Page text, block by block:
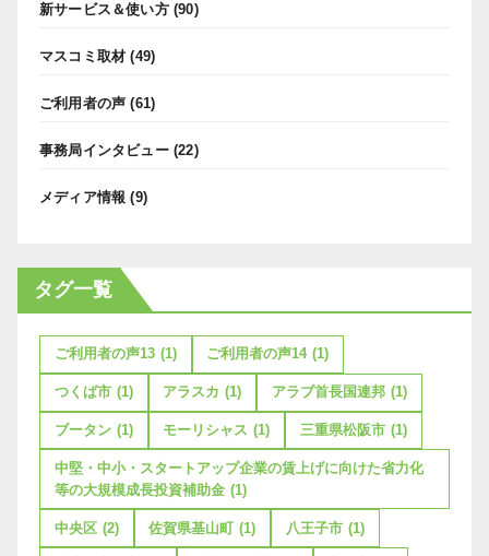
新サービス＆使い方(90)
マスコミ取材 (49)
ご利用者の声 (61)
事務局インタビュー(22)
メディア情報 (9)
タグ一覧
ご利用者の声13 (1) ご利用者の声14 (1)
つくば市 (1) アラスカ (1) アラブ首長国連邦 (1)
ブータン (1) モーリシャス (1) 三重県松阪市 (1)
中堅・中小・スタートアップ企業の賃上げに向けた省力化
等の大規模成長投資補助金 (1)
中央区 (2) 佐賀県基山町 (1) 八王子市 (1)